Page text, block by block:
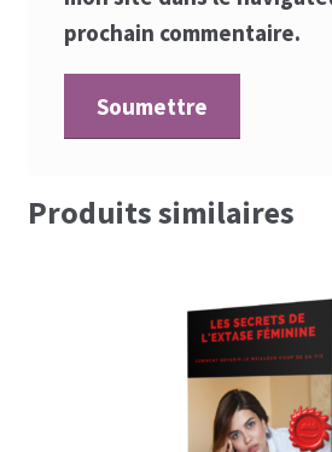
prochain commentaire.
Produits similaires